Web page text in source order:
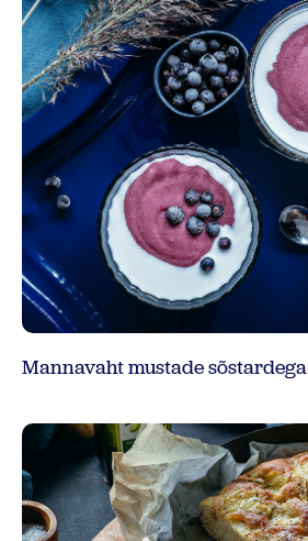
Mannavaht mustade sõstardega